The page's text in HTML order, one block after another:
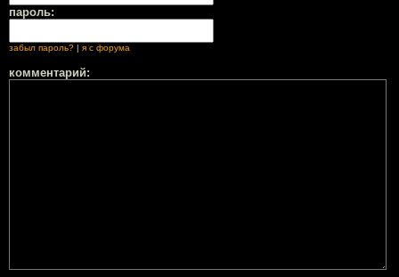
пароль:
забыл пароль? | я с форума
комментарий: